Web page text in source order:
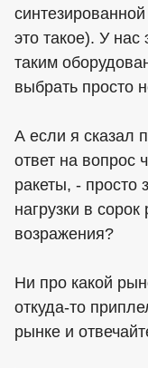
это такое). У нас
таким
выбрать просто
А если я сказал
ответ на вопрос
ракеты, - просто
нагрузки в
возражения?
Ни про какой
откуда-то
рынке и